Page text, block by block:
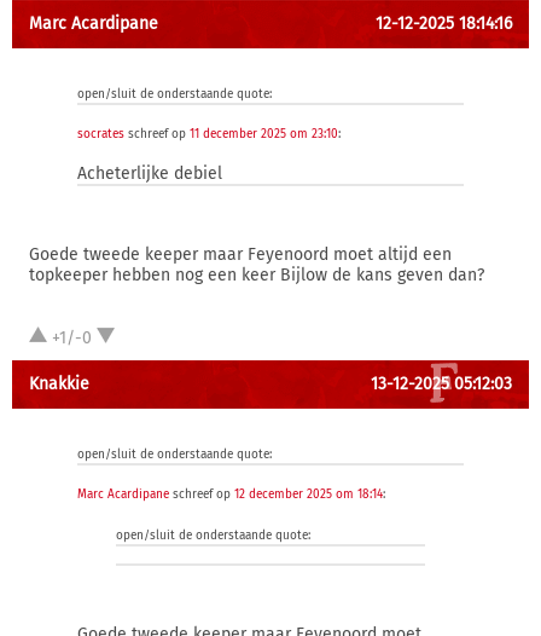
Marc Acardipane 12-12-2025 18:14:16
open/sluit de onderstaande quote:
socrates schreef op 11 december 2025 om 23:10:
Acheterlijke debiel
Goede tweede keeper maar Feyenoord moet altijd een
topkeeper hebben nog een keer Bijlow de kans geven dan?
+1/-0
Knakkie 13-12-2025 05:12:03
open/sluit de onderstaande quote:
Marc Acardipane schreef op 12 december 2025 om 18:14:
open/sluit de onderstaande quote: